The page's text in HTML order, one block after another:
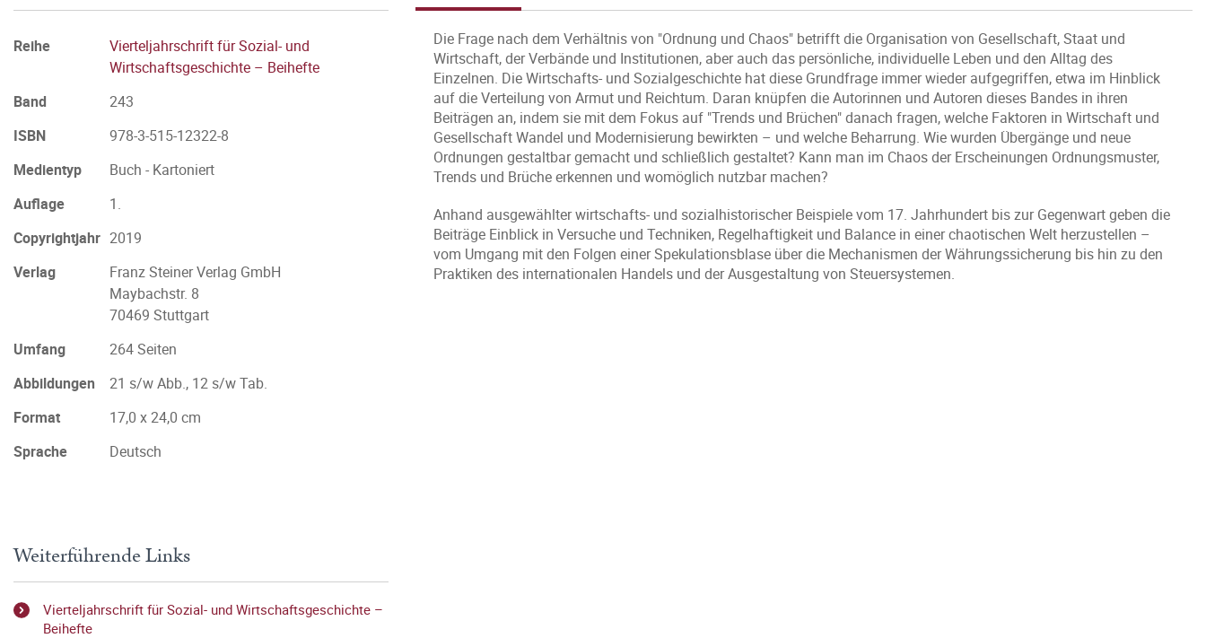
Die Frage nach dem Verhältnis von "Ordnung und Chaos" betrifft die Organisation von Gesellschaft, Staat und
Wirtschaft, der Verbände und Institutionen, aber auch das persönliche, individuelle Leben und den Alltag des
Einzelnen. Die Wirtschafts- und Sozialgeschichte hat diese Grundfrage immer wieder aufgegriffen, etwa im Hinblick
auf die Verteilung von Armut und Reichtum. Daran knüpfen die Autorinnen und Autoren dieses Bandes in ihren
Beiträgen an, indem sie mit dem Fokus auf "Trends und Brüchen" danach fragen, welche Faktoren in Wirtschaft und
Gesellschaft Wandel und Modernisierung bewirkten – und welche Beharrung. Wie wurden Übergänge und neue
Ordnungen gestaltbar gemacht und schließlich gestaltet? Kann man im Chaos der Erscheinungen Ordnungsmuster,
Trends und Brüche erkennen und womöglich nutzbar machen?
Anhand ausgewählter wirtschafts- und sozialhistorischer Beispiele vom 17. Jahrhundert bis zur Gegenwart geben die
Beiträge Einblick in Versuche und Techniken, Regelhaftigkeit und Balance in einer chaotischen Welt herzustellen –
vom Umgang mit den Folgen einer Spekulationsblase über die Mechanismen der Währungssicherung bis hin zu den
Praktiken des internationalen Handels und der Ausgestaltung von Steuersystemen.
Reihe
Vierteljahrschrift für Sozial- und
Wirtschaftsgeschichte – Beihefte
Band
243
ISBN
978-3-515-12322-8
Medientyp
Buch - Kartoniert
Auflage
1.
Copyrightjahr 2019
Verlag
Franz Steiner Verlag GmbH
Maybachstr. 8
70469 Stuttgart
Umfang
264 Seiten
Abbildungen
21 s/w Abb., 12 s/w Tab.
Format
17,0 x 24,0 cm
Sprache
Deutsch
Weiterführende Links
Vierteljahrschrift für Sozial- und Wirtschaftsgeschichte –
Beihefte